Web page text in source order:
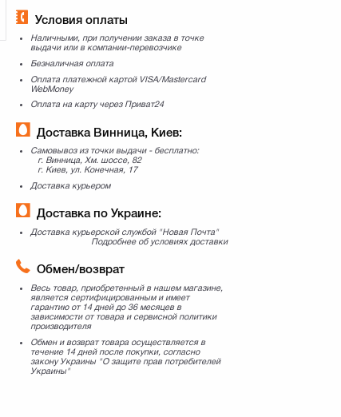
Условия оплаты
Наличными, при получении заказа в точке
выдачи или в компании-перевозчике
Безналичная оплата
Оплата платежной картой VISA/Mastercard
WebMoney
Оплата на карту через Приват24
Доставка Винница, Киев:
Самовывоз из точки выдачи - бесплатно:
г. Винница, Хм. шоссе, 82
г. Киев, ул. Конечная, 17
Доставка курьером
Доставка по Украине:
Доставка курьерской службой "Новая Почта"
Подробнее об условиях доставки
Обмен/возврат
Весь товар, приобретенный в нашем магазине,
является сертифицированным и имеет
гарантию от 14 дней до 36 месяцев в
зависимости от товара и сервисной политики
производителя
Обмен и возврат товара осуществляется в
течение 14 дней после покупки, согласно
закону Украины "О защите прав потребителей
Украины"